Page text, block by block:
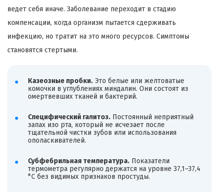
ведет себя иначе. Заболевание переходит в стадию
компенсации, когда организм пытается сдерживать
инфекцию, но тратит на это много ресурсов. Симптомы
становятся стертыми.
Казеозные пробки.Это белые или желтоватые
комочки в углублениях миндалин. Они состоят из
омертвевших тканей и бактерий.
Специфический галитоз.Постоянный неприятный
запах изо рта, который не исчезает после
тщательной чистки зубов или использования
ополаскивателей.
Субфебрильная температура.Показатели
термометра регулярно держатся на уровне 37,1–37,4
°C без видимых признаков простуды.